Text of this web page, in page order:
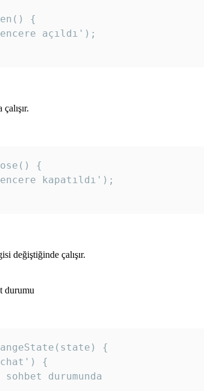
{
açıldı');
{
kapatıldı');
değiştiğinde çalışır.
durumu
{
{
sohbet durumunda